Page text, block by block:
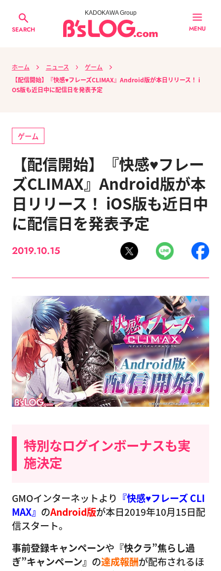
SEARCH
KADOKAWA Group
MENU
ホーム ニュース
ゲーム
【配信開始】『快感♥フレーズCLIMAX』Android版が本日リリース！ i
OS版も近日中に配信日を発表予定
ゲーム
【配信開始】『快感♥フレー
ズCLIMAX』Android版が本
日リリース！ iOS版も近日中
に配信日を発表予定
2019.10.15
特別なログインボーナスも実
施決定
GMOインターネットより 『快感♥フレーズ CLI
MAX』 のAndroid版が本日2019年10月15日配
信スタート。
事前登録キャンペーンや 『快クラ”焦らし過
ぎ”キャンペーン』 の達成報酬が配布されるほ